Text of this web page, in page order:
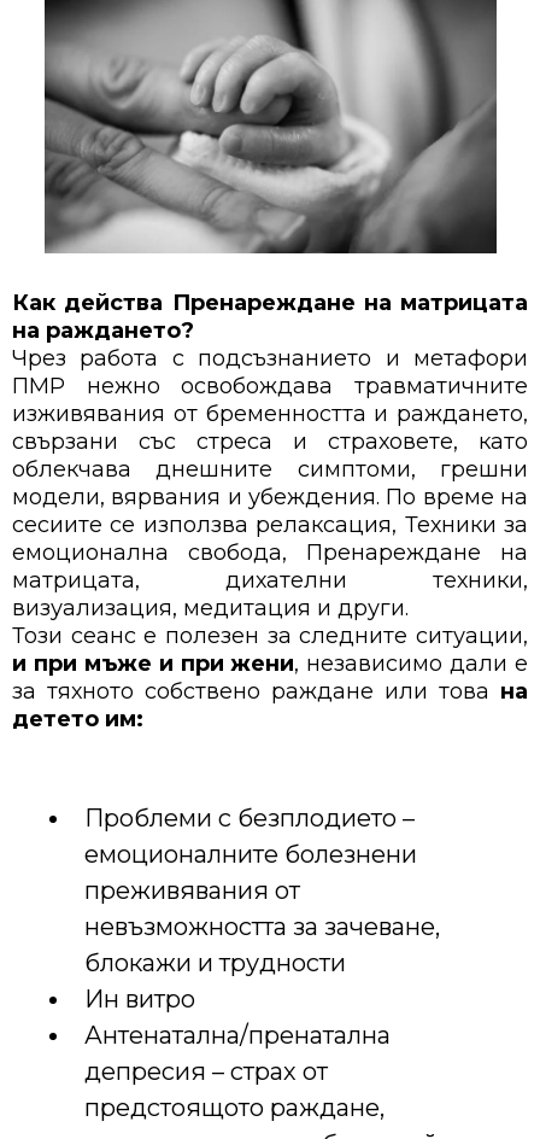
Как действа Пренареждане на матрицата
на раждането?
Чрез работа с подсъзнанието и метафори
ПМР нежно освобождава травматичните
изживявания от бременността и раждането,
свързани със стреса и страховете, като
облекчава днешните симптоми, грешни
модели, вярвания и убеждения. По време на
сесиите се използва релаксация, Техники за
емоционална свобода, Пренареждане на
матрицата, дихателни техники,
визуализация, медитация и други.
Този сеанс е полезен за следните ситуации,
и при мъже и при жени, независимо дали е
за тяхното собствено раждане или това на
детето им:
Проблеми с безплодието –
емоционалните болезнени
преживявания от
невъзможността за зачеване,
блокажи и трудности
Ин витро
Антенатална/пренатална
депресия – страх от
предстоящото раждане,